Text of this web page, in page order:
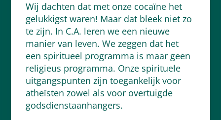
Wij dachten dat met onze cocaïne het
gelukkigst waren! Maar dat bleek niet zo
te zijn. In C.A. leren we een nieuwe
manier van leven. We zeggen dat het
een spiritueel programma is maar geen
religieus programma. Onze spirituele
uitgangspunten zijn toegankelijk voor
atheïsten zowel als voor overtuigde
godsdienstaanhangers.